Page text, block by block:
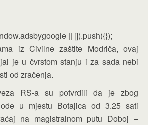
|| []).push({});
iz Civilne zaštite Modriča, ovaj
je u čvrstom stanju i za sada nebi
od zračenja.
RS-a su potvrdili da je zbog
u mjestu Botajica od 3.25 sati
na magistralnom putu Doboj –